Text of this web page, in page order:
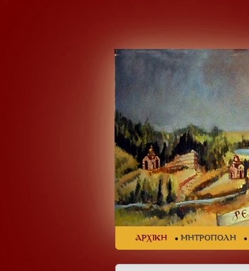
ΑΡΧΙΚΗ ΜΗΤΡΟΠΟΛΗ